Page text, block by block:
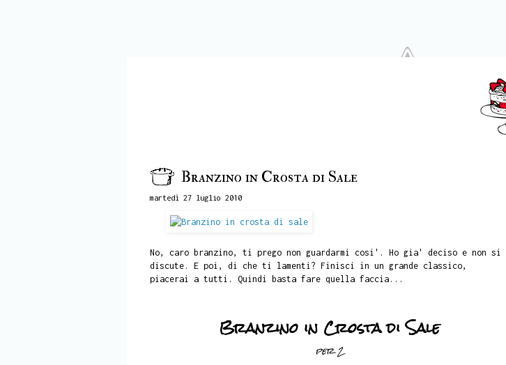
Branzino in Crosta di Sale
martedì 27 luglio 2010
No, caro branzino, ti prego non guardarmi cosi'. Ho gia' deciso e non si
discute. E poi, di che ti lamenti? Finisci in un grande classico,
piacerai a tutti. Quindi basta fare quella faccia...
Branzino in Crosta di Sale
per 2